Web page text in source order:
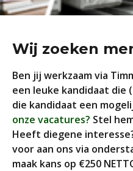
Wij zoeken
Ben jij werkzaam via
een leuke kandidaat die
die kandidaat een
onze vacatures? Stel
Heeft diegene
voor aan ons via
maak kans op €250